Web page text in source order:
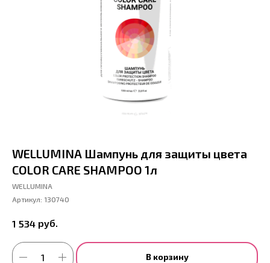
WELLUMINA Шампунь для защиты цвета
COLOR CARE SHAMPOO 1л
WELLUMINA
Артикул: 130740
1 534 руб.
В корзину